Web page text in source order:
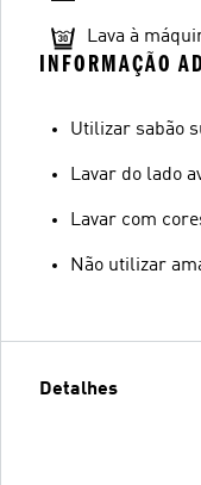
Lava à
INFORMAÇÃO
Utilizar sabão
Lavar do lado
Lavar com
Não utilizar
Detalhes